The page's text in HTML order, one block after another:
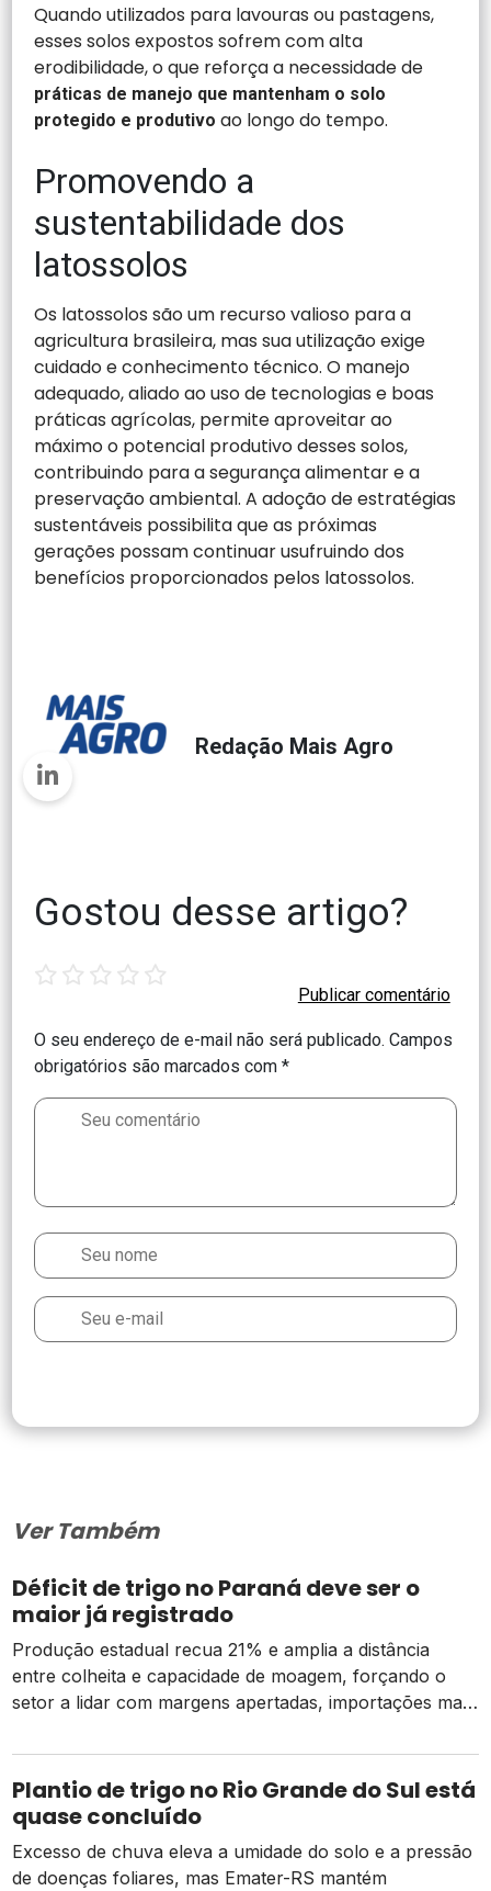
Quando utilizados para lavouras ou pastagens,
esses solos expostos sofrem com alta
erodibilidade, o que reforça a necessidade de
práticas de manejo que mantenham o solo
protegido e produtivo ao longo do tempo.
Promovendo a
sustentabilidade dos
latossolos
Os latossolos são um recurso valioso para a
agricultura brasileira, mas sua utilização exige
cuidado e conhecimento técnico. O manejo
adequado, aliado ao uso de tecnologias e boas
práticas agrícolas, permite aproveitar ao
máximo o potencial produtivo desses solos,
contribuindo para a segurança alimentar e a
preservação ambiental. A adoção de estratégias
sustentáveis possibilita que as próximas
gerações possam continuar usufruindo dos
benefícios proporcionados pelos latossolos.
Redação Mais Agro
Gostou desse artigo?
O seu endereço de e-mail não será publicado. Campos
obrigatórios são marcados com*
star stars stars stars stars
Ver Também
Déficit de trigo no Paraná deve ser o
maior já registrado
Produção estadual recua 21% e amplia a distância
entre colheita e capacidade de moagem, forçando o
setor a lidar com margens apertadas, importações mais
Plantio de trigo no Rio Grande do Sul está
quase concluído
Excesso de chuva eleva a umidade do solo e a pressão
de doenças foliares, mas Emater-RS mantém